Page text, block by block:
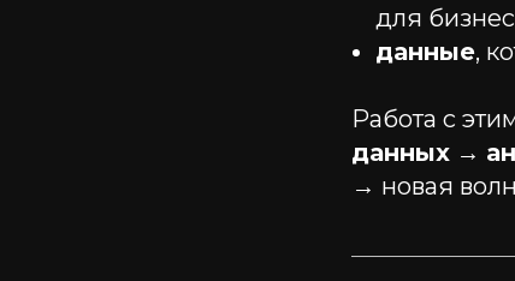
для
данные,
Работа с
данных →
→ новая